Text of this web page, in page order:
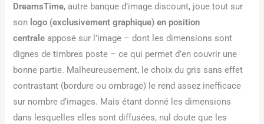
DreamsTime, autre banque d’image discount, joue tout sur
son logo (exclusivement graphique) en position
centrale apposé sur l’image – dont les dimensions sont
dignes de timbres poste – ce qui permet d’en couvrir une
bonne partie. Malheureusement, le choix du gris sans effet
contrastant (bordure ou ombrage) le rend assez inefficace
sur nombre d’images. Mais étant donné les dimensions
dans lesquelles elles sont diffusées, nul doute que les